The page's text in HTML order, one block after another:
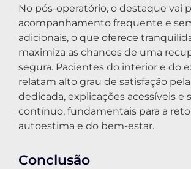
No pós-operatório, o destaque vai
acompanhamento frequente e
adicionais, o que oferece
maximiza as chances de uma
segura. Pacientes do interior e do
relatam alto grau de satisfação
dedicada, explicações acessíveis e
contínuo, fundamentais para a
autoestima e do bem-estar.
Conclusão